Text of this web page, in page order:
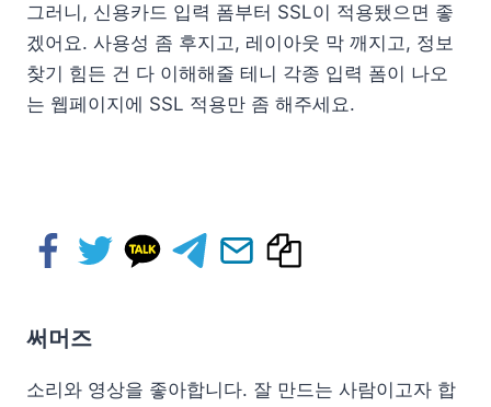
그러니, 신용카드 입력 폼부터 SSL이 적용됐으면 좋
겠어요. 사용성 좀 후지고, 레이아웃 막 깨지고, 정보
찾기 힘든 건 다 이해해줄 테니 각종 입력 폼이 나오
는 웹페이지에 SSL 적용만 좀 해주세요.
써머즈
소리와 영상을 좋아합니다. 잘 만드는 사람이고자 합